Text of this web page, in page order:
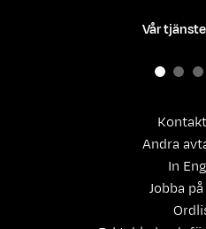
Andra
In
Jobba
Vår